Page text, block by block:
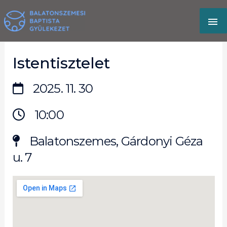
to
content
Istentisztelet
2025. 11. 30
10:00
Balatonszemes, Gárdonyi Géza
u. 7